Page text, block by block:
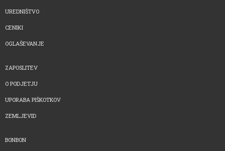
UREDNIŠTVO
CENIKI
OGLAŠEVANJE
ZAPOSLITEV
O PODJETJU
UPORABA PIŠKOTKOV
ZEMLJEVID
BONBON